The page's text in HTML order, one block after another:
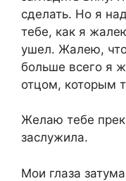
сделать. Но я
тебе, как я
ушел. Жалею,
больше всего я
отцом, которым
Желаю тебе
заслужила.
Мои глаза